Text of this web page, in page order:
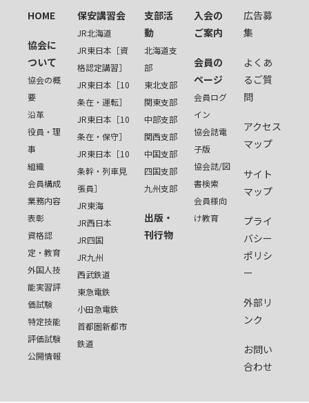
HOME
協会に
ついて
協会の概
要
沿革
役員・理
事
組織
会員構成
業務内容
表彰
資格認
定・教育
外国人技
能実習評
価試験
特定技能
評価試験
公開情報
保安講習会
JR北海道
JR東日本［資
格認定講習］
JR東日本［10
条在・運転］
JR東日本［10
条在・保守］
JR東日本［10
条幹・列車見
張員］
JR東海
JR西日本
JR四国
JR九州
西武鉄道
東急電鉄
小田急電鉄
首都圏新都市
鉄道
支部活
動
北海道支
部
東北支部
関東支部
中部支部
関西支部
中国支部
四国支部
九州支部
出版・
刊行物
入会の
ご案内
会員の
ページ
会員ログ
イン
協会誌電
子版
協会誌/図
書検索
会員様向
け教育
広告募
集
よくあ
るご質
問
アクセス
マップ
サイト
マップ
プライ
バシー
ポリシ
ー
外部リ
ンク
お問い
合わせ